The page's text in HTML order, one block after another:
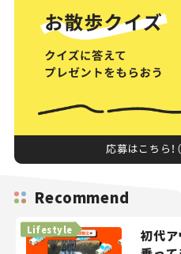
応募はこちら！
Recommend
初代ア
Lifestyle